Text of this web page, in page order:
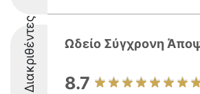
Διακριθέντες Ωδείο Σύγχρονη
8.7